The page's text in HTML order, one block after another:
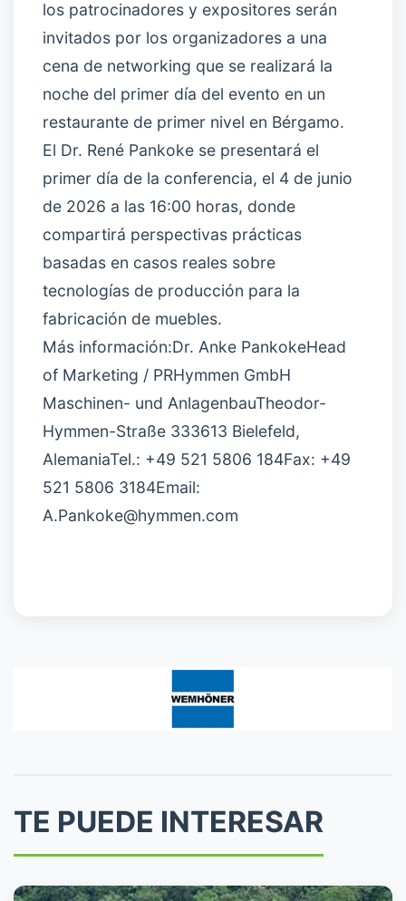
los patrocinadores y expositores serán
invitados por los organizadores a una
cena de networking que se realizará la
noche del primer día del evento en un
restaurante de primer nivel en Bérgamo.
El Dr. René Pankoke se presentará el
primer día de la conferencia, el 4 de junio
de 2026 a las 16:00 horas, donde
compartirá perspectivas prácticas
basadas en casos reales sobre
tecnologías de producción para la
fabricación de muebles.
Más información:Dr. Anke PankokeHead
of Marketing / PRHymmen GmbH
Maschinen- und AnlagenbauTheodor-
Hymmen-Straße 333613 Bielefeld,
AlemaniaTel.: +49 521 5806 184Fax: +49
521 5806 3184Email:
A.Pankoke@hymmen.com
TE PUEDE INTERESAR